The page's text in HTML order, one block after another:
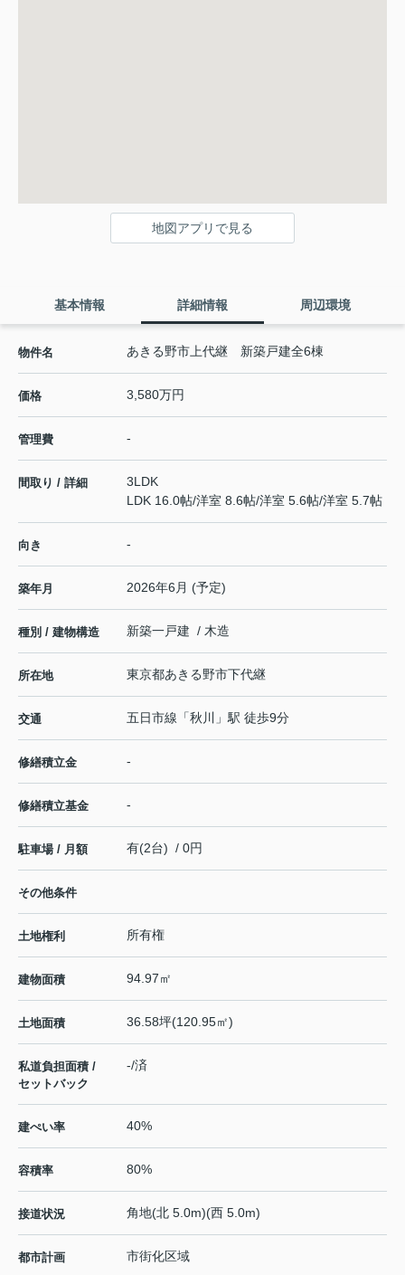
地図アプリで見る
基本情報 詳細情報 周辺環境
物件名 あきる野市上代継 新築戸建全6棟
価格 3,580万円
管理費 -
間取り / 詳細
3LDK
LDK 16.0帖/洋室 8.6帖/洋室 5.6帖/洋室 5.7帖
向き -
築年月 2026年6月 (予定)
種別 / 建物構造 新築一戸建 / 木造
所在地 東京都あきる野市下代継
交通 五日市線 「秋川 」駅 徒歩9分
修繕積立金 -
修繕積立基金 -
駐車場 / 月額 有(2台) / 0円
その他条件
土地権利 所有権
建物面積 94.97㎡
土地面積 36.58坪(120.95㎡)
私道負担面積 /
セットバック
-/済
建ぺい率 40%
容積率 80%
接道状況 角地(北 5.0m)(西 5.0m)
都市計画 市街化区域